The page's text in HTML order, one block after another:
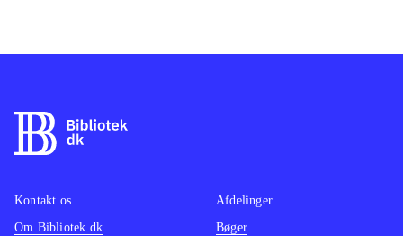
Kontakt os
Om Bibliotek.dk
Afdelinger
Bøger